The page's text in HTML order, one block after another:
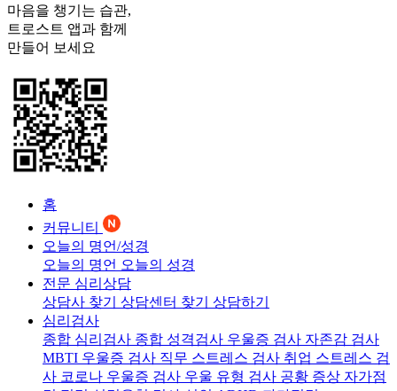
마음을 챙기는 습관,
트로스트 앱과 함께
만들어 보세요
홈
커뮤니티
오늘의 명언/성경
오늘의 명언 오늘의 성경
전문 심리상담
상담사 찾기 상담센터 찾기 상담하기
심리검사
종합 심리검사 종합 성격검사 우울증 검사 자존감 검사
MBTI 우울증 검사 직무 스트레스 검사 취업 스트레스 검
사 코로나 우울증 검사 우울 유형 검사 공황 증상 자가점